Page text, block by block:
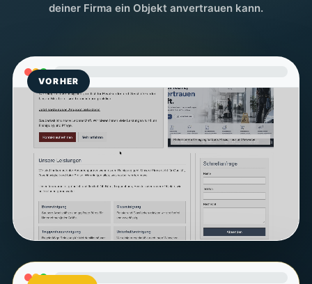
deiner Firma ein Objekt anvertrauen kann.
VORHER